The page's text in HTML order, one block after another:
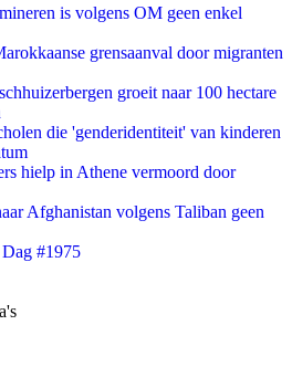
is volgens OM geen enkel
grensaanval door migranten
groeit naar 100 hectare
die 'genderidentiteit' van kinderen
hielp in Athene vermoord door
Afghanistan volgens Taliban geen
#1975